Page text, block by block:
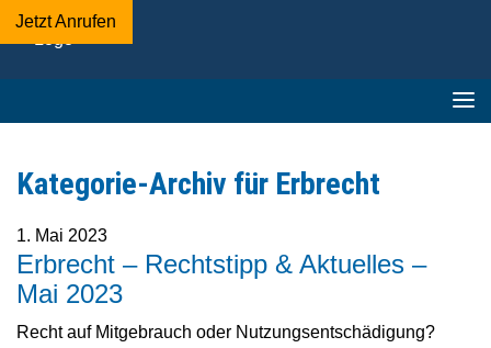
Jetzt Anrufen
Fachanwaltskanzlei
▪︎
Kategorie-Archiv für Erbrecht
1. Mai 2023
Erbrecht – Rechtstipp & Aktuelles –
Mai 2023
Recht auf Mitgebrauch oder Nutzungsentschädigung?